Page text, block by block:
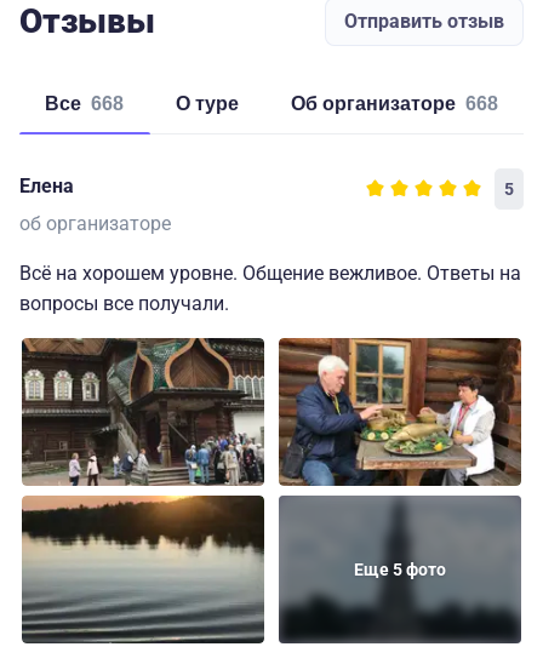
Отзывы Отправить отзыв
Все 668 о туре об организаторе 668
Елена 5
об организаторе
Всё на хорошем уровне. Общение вежливое. Ответы на
вопросы все получали.
Еще 5 фото